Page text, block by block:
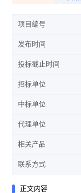
项目编号
发布时间
投标截止时间
招标单位
中标单位
代理单位
相关产品
联系方式
正文内容